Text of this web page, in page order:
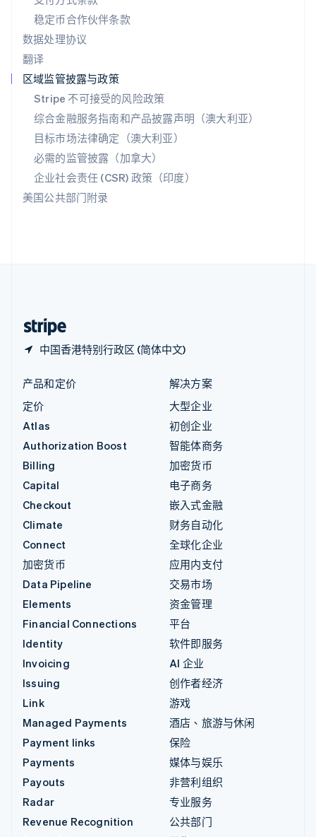
稳定币合作伙伴条款
数据处理协议
翻译
区域监管披露与政策
Stripe 不可接受的风险政策
综合金融服务指南和产品披露声明（澳大利亚）
目标市场法律确定（澳大利亚）
必需的监管披露（加拿大）
企业社会责任 (CSR) 政策（印度）
美国公共部门附录
中国香港特别行政区 (简体中文)
希腊
English
西班牙
Español
新加坡
新西兰
English
匈牙利
English
意大利
ItalianoEnglish
English
产品和定价
定价
Atlas
Authorization Boost
Billing
Capital
Checkout
Climate
Connect
加密货币
Data Pipeline
Elements
Financial Connections
Identity
Invoicing
Issuing
Link
Managed Payments
Payment links
Payments
Payouts
Radar
Revenue Recognition
解决方案
大型企业
初创企业
智能体商务
加密货币
电子商务
嵌入式金融
财务自动化
全球化企业
应用内支付
交易市场
资金管理
平台
软件即服务
AI 企业
创作者经济
游戏
酒店、旅游与休闲
保险
媒体与娱乐
非营利组织
专业服务
公共部门